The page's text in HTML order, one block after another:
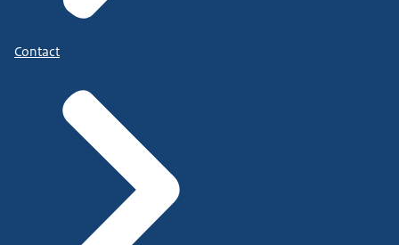
Contact